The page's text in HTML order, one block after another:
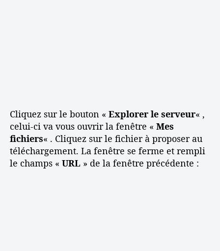
Cliquez sur le bouton « Explorer le serveur« ,
celui-ci va vous ouvrir la fenêtre « Mes
fichiers« . Cliquez sur le fichier à proposer au
téléchargement. La fenêtre se ferme et rempli
le champs « URL » de la fenêtre précédente :